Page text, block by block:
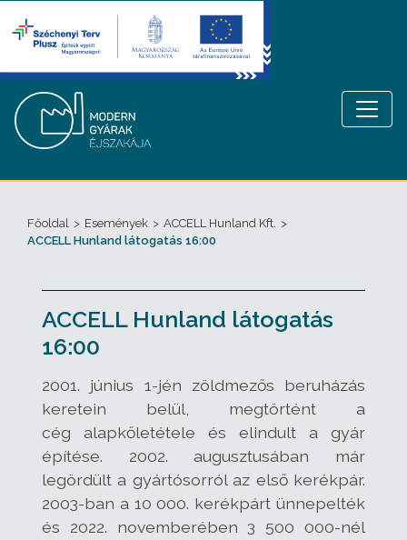
Főoldal > Események > ACCELL Hunland Kft. >
ACCELL Hunland látogatás 16:00
ACCELL Hunland látogatás
16:00
2001. június 1-jén zöldmezős beruházás
keretein belül, megtörtént a
cég alapkőletétele és elindult a gyár
építése. 2002. augusztusában már
legördült a gyártósorról az első kerékpár.
2003-ban a 10 000. kerékpárt ünnepelték
és 2022. novemberében 3 500 000-nél